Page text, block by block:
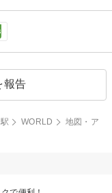
報告
WORLD
地図・ア